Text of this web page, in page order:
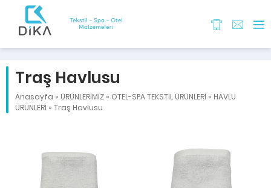
Traş Havlusu
Anasayfa » ÜRÜNLERİMİZ » OTEL-SPA TEKSTİL ÜRÜNLERİ » HAVLU
ÜRÜNLERİ » Traş Havlusu